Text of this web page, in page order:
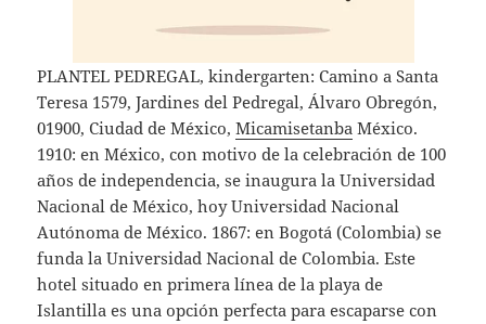
PLANTEL PEDREGAL, kindergarten: Camino a Santa
Teresa 1579, Jardines del Pedregal, Álvaro Obregón,
01900, Ciudad de México,Micamisetanba México.
1910: en México, con motivo de la celebración de 100
años de independencia, se inaugura la Universidad
Nacional de México, hoy Universidad Nacional
Autónoma de México. 1867: en Bogotá (Colombia) se
funda la Universidad Nacional de Colombia. Este
hotel situado en primera línea de la playa de
Islantilla es una opción perfecta para escaparse con